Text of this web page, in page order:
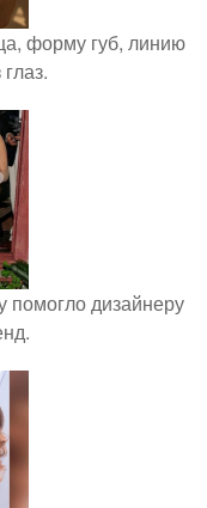
форму губ, линию
помогло дизайнеру